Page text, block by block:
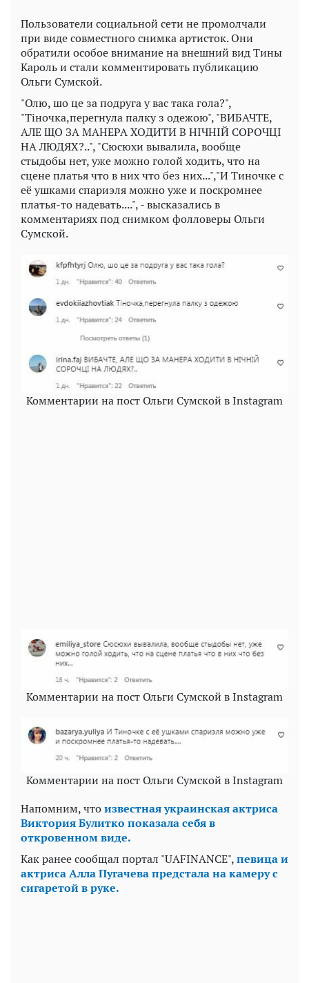
Пользователи социальной сети не промолчали
при виде совместного снимка артисток. Они
обратили особое внимание на внешний вид Тины
Кароль и стали комментировать публикацию
Ольги Сумской.
"Олю, шо це за подруга у вас така гола?",
"Тіночка,перегнула палку з одежою", "ВИБАЧТЕ,
АЛЕ ЩО ЗА МАНЕРА ХОДИТИ В НІЧНІЙ СОРОЧЦІ
НА ЛЮДЯХ?..", "Сюсюхи вывалила, вообще
стыдобы нет, уже можно голой ходить, что на
сцене платья что в них что без них...","И Тиночке с
её ушками спариэля можно уже и поскромнее
платья-то надевать....", - высказались в
комментариях под снимком фолловеры Ольги
Сумской.
Комментарии на пост Ольги Сумской в Instagram
Комментарии на пост Ольги Сумской в Instagram
Комментарии на пост Ольги Сумской в Instagram
Напомним, чтоизвестная украинская актриса
Виктория Булитко показала себя в
откровенном виде.
Как ранее сообщал портал "UAFINANCE",певица и
актриса Алла Пугачева предстала на камеру с
сигаретой в руке.